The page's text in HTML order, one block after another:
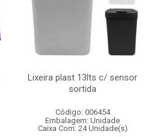
Lixeira plast 13lts c/ sensor
sortida
Código: 006454
Embalagem: Unidade
Caixa Com: 24 Unidade(s)